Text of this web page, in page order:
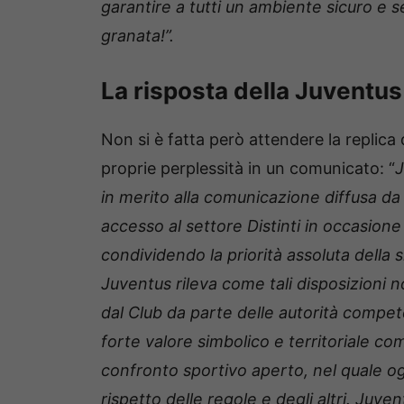
garantire a tutti un ambiente sicuro e
granata!”.
La risposta della Juventus
Non si è fatta però attendere la replica
proprie perplessità in un comunicato: “
in merito alla comunicazione diffusa
accesso al settore Distinti in
condividendo la priorità assoluta della
Juventus rileva come tali disposizioni
dal Club da parte delle autorità
forte valore simbolico e territoriale
confronto sportivo aperto, nel quale
rispetto delle regole e degli altri.